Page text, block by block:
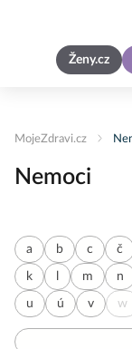
Ženy.cz
MojeZdravi.cz
Nemoci
a b c č
k m n
u ú v w